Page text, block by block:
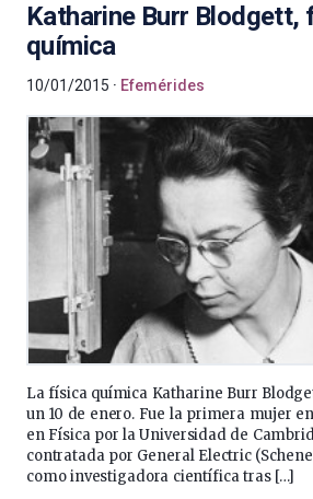
Katharine Burr Blodgett,
química
10/01/2015 Efemérides
La física química Katharine Burr
un 10 de enero. Fue la primera mujer
en Física por la Universidad de
contratada por General Electric
como investigadora científica tras […]